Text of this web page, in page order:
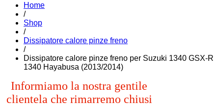
Home
/
Shop
/
Dissipatore calore pinze freno
/
Dissipatore calore pinze freno per Suzuki 1340 GSX-R
1340 Hayabusa (2013/2014)
Informiamo la nostra gentile
clientela che rimarremo chiusi